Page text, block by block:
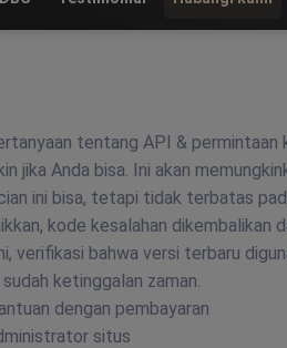
tentang API & permintaan
jika Anda bisa. Ini akan
ini bisa, tetapi tidak terbatas
kode kesalahan dikembalikan
verifikasi bahwa versi terbaru
ketinggalan zaman.
dengan pembayaran
situs